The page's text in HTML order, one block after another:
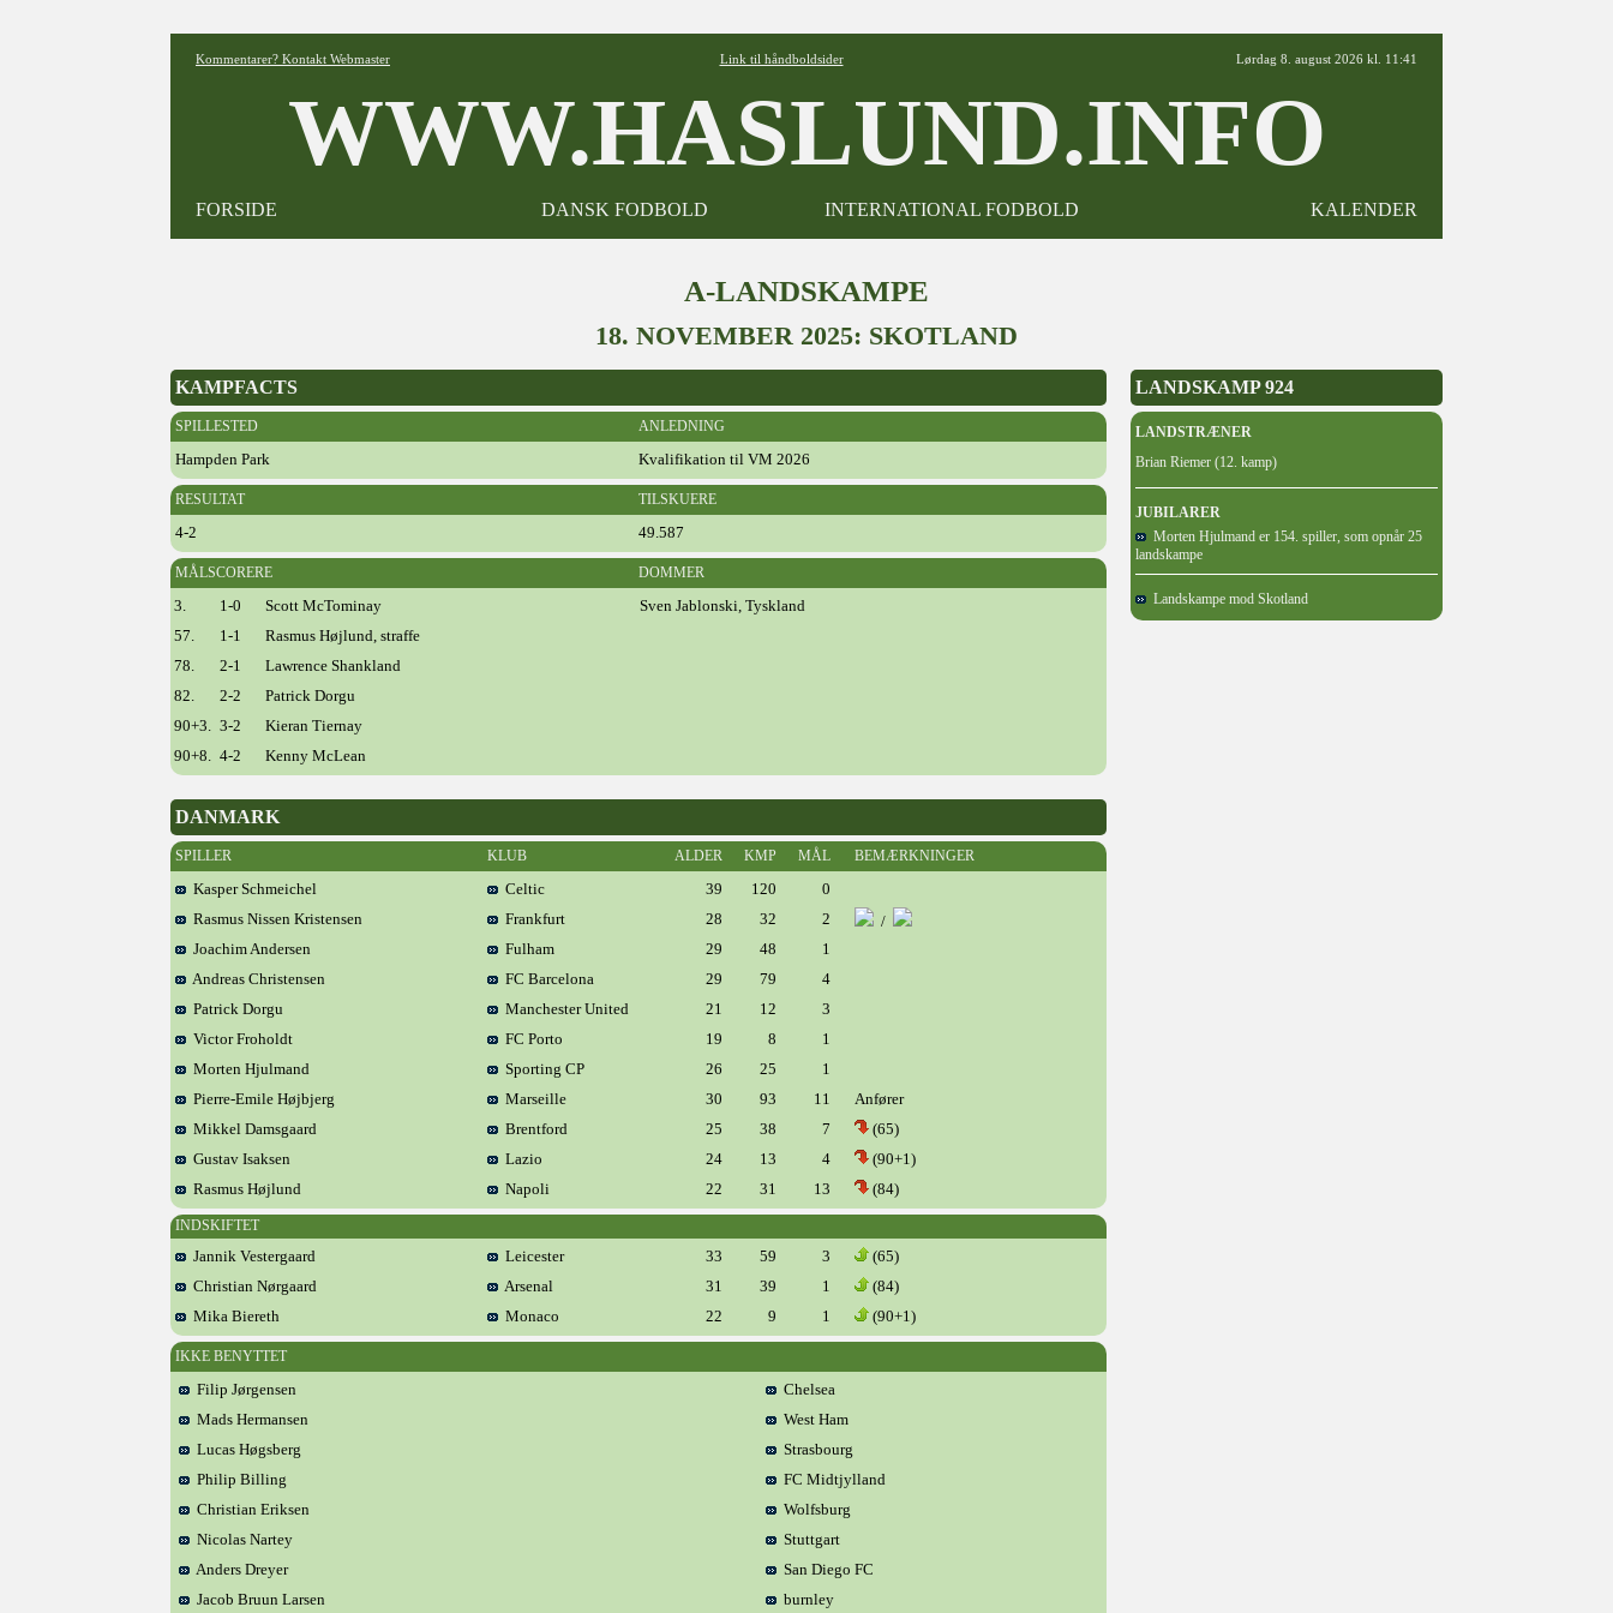
Kommentarer? Kontakt Webmaster Link til håndboldsider Lørdag 8. august 2026 kl. 11:41
WWW.HASLUND.INFO
FORSIDE DANSK FODBOLD INTERNATIONAL FODBOLD KALENDER
A-LANDSKAMPE
18. NOVEMBER 2025: SKOTLAND
KAMPFACTS
SPILLESTED ANLEDNING
Hampden Park Kvalifikation til VM 2026
RESULTAT TILSKUERE
4-2 49.587
MÅLSCORERE DOMMER
3. 1-0 Scott McTominay
Sven Jablonski, Tyskland
57.
1-1
Rasmus Højlund, straffe
78.
2-1
Lawrence Shankland
82.
2-2
Patrick Dorgu
90+3. 3-2
Kieran Tiernay
90+8. 4-2 Kenny McLean
DANMARK
SPILLER KLUB ALDER KMP MÅL BEMÆRKNINGER
Kasper Schmeichel Celtic 39 120
0
Rasmus Nissen Kristensen
Frankfurt 28 32 2
/
Joachim Andersen
Fulham 29 48
1
Andreas Christensen
FC Barcelona 29 79
4
Patrick Dorgu
Manchester United 21 12
3
Victor Froholdt
FC Porto 19 8
1
Morten Hjulmand
Sporting CP 26 25
1
Pierre-Emile Højbjerg
Marseille 30 93 11
Anfører
Mikkel Damsgaard
Brentford 25 38 7
(65)
Gustav Isaksen
Lazio 24 13 4
(90+1)
Rasmus Højlund
Napoli 22 31 13 (84)
INDSKIFTET
Jannik Vestergaard Leicester 33 59 3
(65)
Christian Nørgaard
Arsenal 31 39 1
(84)
Mika Biereth
Monaco 22 9 1 (90+1)
IKKE BENYTTET
Filip Jørgensen
Chelsea
Mads Hermansen
West Ham
Lucas Høgsberg
Strasbourg
Philip Billing
FC Midtjylland
Christian Eriksen
Wolfsburg
Nicolas Nartey
Stuttgart
Anders Dreyer
San Diego FC
Jacob Bruun Larsen
burnley
LANDSKAMP 924
LANDSTRÆNER
Brian Riemer (12. kamp)
JUBILARER
Morten Hjulmand er 154. spiller, som opnår 25
landskampe
Landskampe mod Skotland